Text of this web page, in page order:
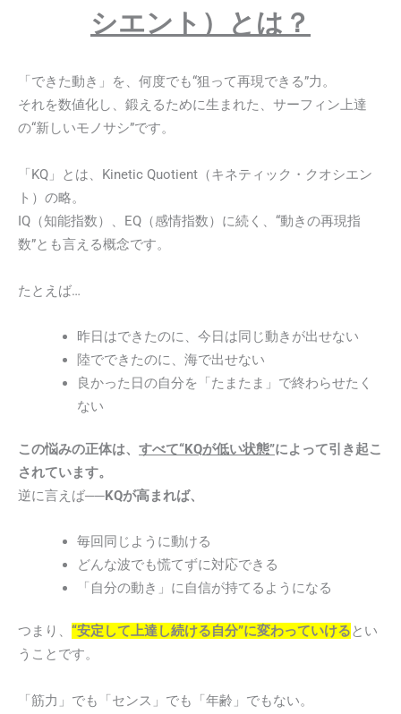
シエント）とは？
「できた動き」を、何度でも“狙って再現できる”力。
それを数値化し、鍛えるために生まれた、サーフィン上達
の“新しいモノサシ”です。
「KQ」とは、Kinetic Quotient（キネティック・クオシエン
ト）の略。
IQ（知能指数）、EQ（感情指数）に続く、“動きの再現指
数”とも言える概念です。
たとえば…
昨日はできたのに、今日は同じ動きが出せない
陸でできたのに、海で出せない
良かった日の自分を「たまたま」で終わらせたく
ない
この悩みの正体は、 すべて“KQが低い状態”によって引き起こ
されています。
逆に言えば──KQが高まれば、
毎回同じように動ける
どんな波でも慌てずに対応できる
「自分の動き」に自信が持てるようになる
つまり、 “安定して上達し続ける自分”に変わっていけるとい
うことです。
「筋力」でも「センス」でも「年齢」でもない。